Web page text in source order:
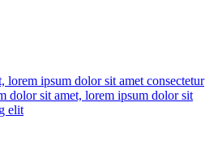
lorem ipsum dolor sit amet consectetur
dolor sit amet, lorem ipsum dolor sit
elit